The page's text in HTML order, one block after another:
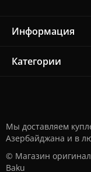
Информация
Категории
Мы доставляем
Азербайджана и в
© Магазин
Baku